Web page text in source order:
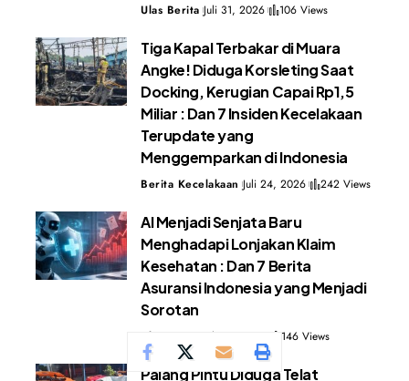
Ulas Berita Juli 31, 2026 106 Views
Tiga Kapal Terbakar di Muara
Angke! Diduga Korsleting Saat
Docking, Kerugian Capai Rp1,5
Miliar : Dan 7 Insiden Kecelakaan
Terupdate yang
Menggemparkan di Indonesia
Berita Kecelakaan Juli 24, 2026 242 Views
AI Menjadi Senjata Baru
Menghadapi Lonjakan Klaim
Kesehatan : Dan 7 Berita
Asuransi Indonesia yang Menjadi
Sorotan
Ulas Berita Juli 24, 2026 146 Views
Palang Pintu Diduga Telat